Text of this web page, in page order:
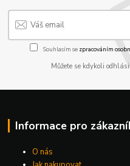
Souhlasím se zpracováním
Můžete se kdykoli
Informace pro
O nás